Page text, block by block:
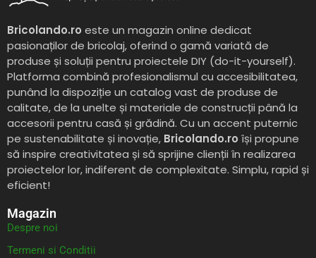
Bricolando.ro este un magazin online dedicat
pasionaților de bricolaj, oferind o gamă variată de
produse și soluții pentru proiectele DIY (do-it-yourself).
Platforma combină profesionalismul cu accesibilitatea,
punând la dispoziție un catalog vast de produse de
calitate, de la unelte și materiale de construcții până la
accesorii pentru casă și grădină. Cu un accent puternic
pe sustenabilitate și inovație, Bricolando.ro își propune
să inspire creativitatea și să sprijine clienții în realizarea
proiectelor lor, indiferent de complexitate. Simplu, rapid și
eficient!
Magazin
Despre noi
Termeni si Conditii